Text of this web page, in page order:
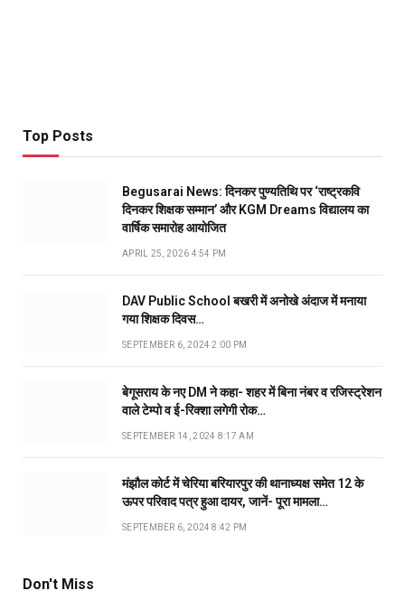
Top Posts
Begusarai News: दिनकर पुण्यतिथि पर ‘राष्ट्रकवि
दिनकर शिक्षक सम्मान’ और KGM Dreams विद्यालय का
वार्षिक समारोह आयोजित
APRIL 25, 2026 4:54 PM
DAV Public School बखरी में अनोखे अंदाज में मनाया
गया शिक्षक दिवस…
SEPTEMBER 6, 2024 2:00 PM
बेगूसराय के नए DM ने कहा- शहर में बिना नंबर व रजिस्ट्रेशन
वाले टेम्पो व ई-रिक्शा लगेगी रोक…
SEPTEMBER 14, 2024 8:17 AM
मंझौल कोर्ट में चेरिया बरियारपुर की थानाध्यक्ष समेत 12 के
ऊपर परिवाद पत्र हुआ दायर, जानें- पूरा मामला…
SEPTEMBER 6, 2024 8:42 PM
Don't Miss